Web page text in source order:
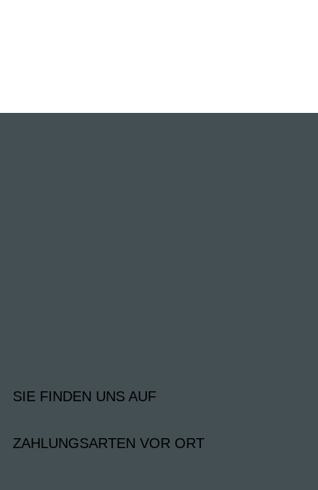
SIE FINDEN UNS AUF
ZAHLUNGSARTEN VOR ORT